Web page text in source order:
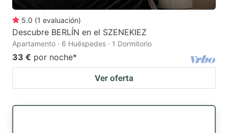
5.0 (1 evaluación)
Descubre BERLÍN en el SZENEKIEZ
Apartamento · 6 Huéspedes · 1 Dormitorio
33 € por noche*
Ver oferta